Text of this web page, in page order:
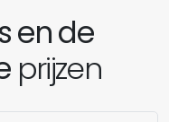
en de
prijzen